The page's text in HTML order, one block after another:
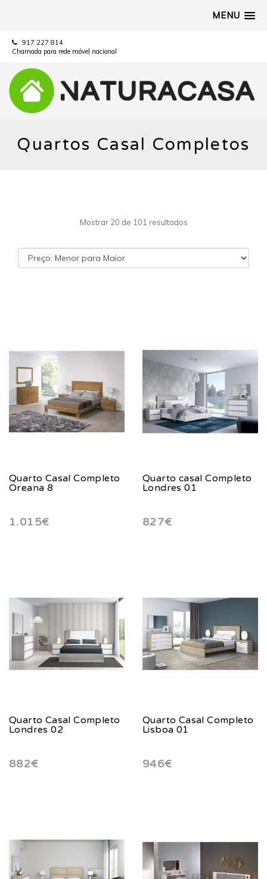
MENU
917 227 814
Chamada para rede móvel nacional
Quartos Casal Completos
Mostrar 20 de 101 resultados
Quarto Casal Completo
Oreana 8
1.015€
Quarto casal Completo
Londres 01
827€
Quarto Casal Completo
Londres 02
882€
Quarto Casal Completo
Lisboa 01
946€